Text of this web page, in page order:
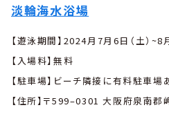
淡輪海水浴場
【遊泳期間】2024月7月6日（土）~8
【入場料】無料
【駐車場】ビーチ隣接に有料駐車場
【住所】〒599–0301 大阪府泉南